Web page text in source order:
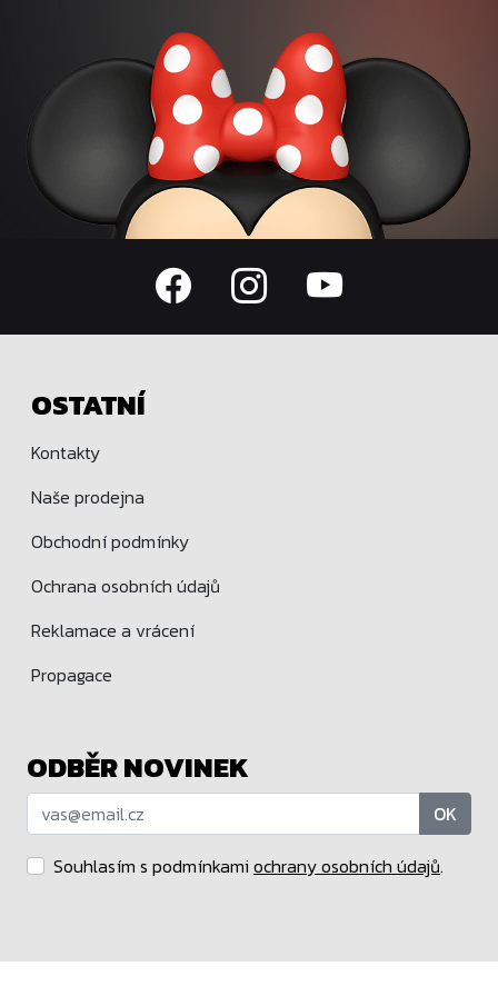
OSTATNÍ
Kontakty
Naše prodejna
Obchodní podmínky
Ochrana osobních údajů
Reklamace a vrácení
Propagace
ODBĚR NOVINEK
OK
Souhlasím s podmínkami ochrany osobních údajů.